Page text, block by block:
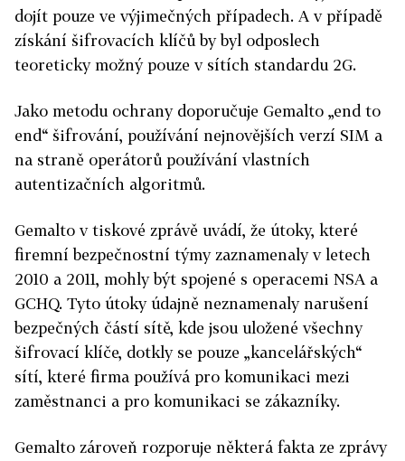
dojít pouze ve výjimečných případech. A v případě
získání šifrovacích klíčů by byl odposlech
teoreticky možný pouze v sítích standardu 2G.
Jako metodu ochrany doporučuje Gemalto „end to
end“ šifrování, používání nejnovějších verzí SIM a
na straně operátorů používání vlastních
autentizačních algoritmů.
Gemalto v tiskové zprávě uvádí, že útoky, které
firemní bezpečnostní týmy zaznamenaly v letech
2010 a 2011, mohly být spojené s operacemi NSA a
GCHQ. Tyto útoky údajně neznamenaly narušení
bezpečných částí sítě, kde jsou uložené všechny
šifrovací klíče, dotkly se pouze „kancelářských“
sítí, které firma používá pro komunikaci mezi
zaměstnanci a pro komunikaci se zákazníky.
Gemalto zároveň rozporuje některá fakta ze zprávy